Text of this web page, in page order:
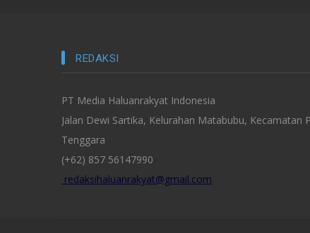
REDAKSI
PT Media Haluanrakyat Indonesia
Jalan Dewi Sartika, Kelurahan Matabubu, Kecamatan
Tenggara
(+62) 857 56147990
redaksihaluanrakyat@gmail.com